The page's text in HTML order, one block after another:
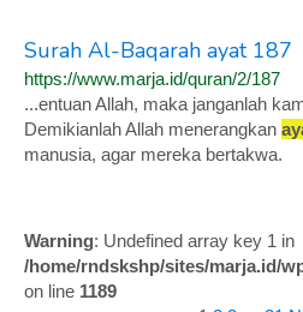
Surah Al-Baqarah ayat 187
https://www.marja.id/quran/2/187
...entuan Allah, maka janganlah
Demikianlah Allah menerangkan
manusia, agar mereka bertakwa.
Warning: Undefined array key 1 in
/home/rndskshp/sites/marja.id/
on line 1189